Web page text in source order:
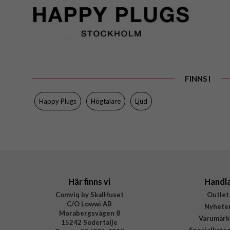
Produkttyp
Tillverkarens art nr
FINNS I
Happy Plugs Högtalare Ljud
Här finns vi
Comviq by SkalHuset
C/O Lowwi AB
Morabergsvägen 8
15242 Södertälje
Outlet